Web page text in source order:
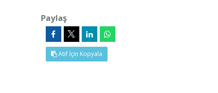
Paylaş
Atıf İçin Kopyala